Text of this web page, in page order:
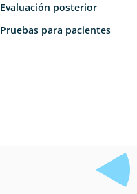
Evaluación posterior
Pruebas para pacientes